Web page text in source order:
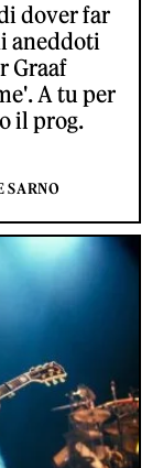
dover far
aneddoti
Graaf
A tu per
il prog.
SARNO